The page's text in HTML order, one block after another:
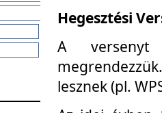
Hegesztési
A versenyt
lesznek (pl.